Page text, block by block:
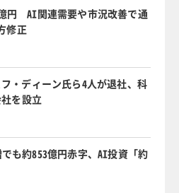
円 AI関連需要や市況改善で通
修正
・ディーン氏ら4人が退社、科
を設立
でも約853億円赤字、AI投資「約